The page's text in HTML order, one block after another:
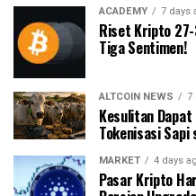
ACADEMY 7 days
Riset Kripto
Tiga Sentimen!
ALTCOIN NEWS 7
Kesulitan
Tokenisasi Sapi
MARKET 4 days
Pasar Kripto